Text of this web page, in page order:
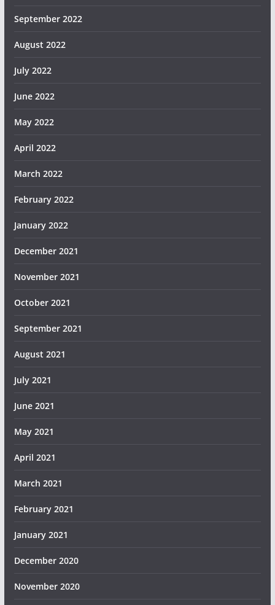
September 2022
August 2022
July 2022
June 2022
May 2022
April 2022
March 2022
February 2022
January 2022
December 2021
November 2021
October 2021
September 2021
August 2021
July 2021
June 2021
May 2021
April 2021
March 2021
February 2021
January 2021
December 2020
November 2020